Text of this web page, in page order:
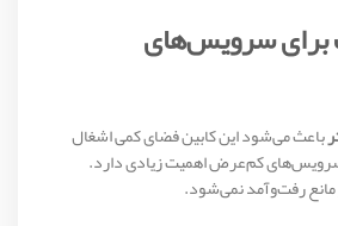
برای سرویس‌های
باعث می‌شود این کابین فضای کمی اشغال
سرویس‌های کم‌عرض اهمیت زیادی دارد.
رفت‌وآمد نمی‌شود.